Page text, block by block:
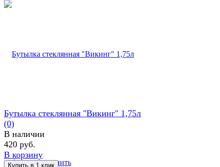
избранное сравнить
Бутылка стеклянная "Викинг" 1,75л
(0)
В наличии
420 руб.
В корзину